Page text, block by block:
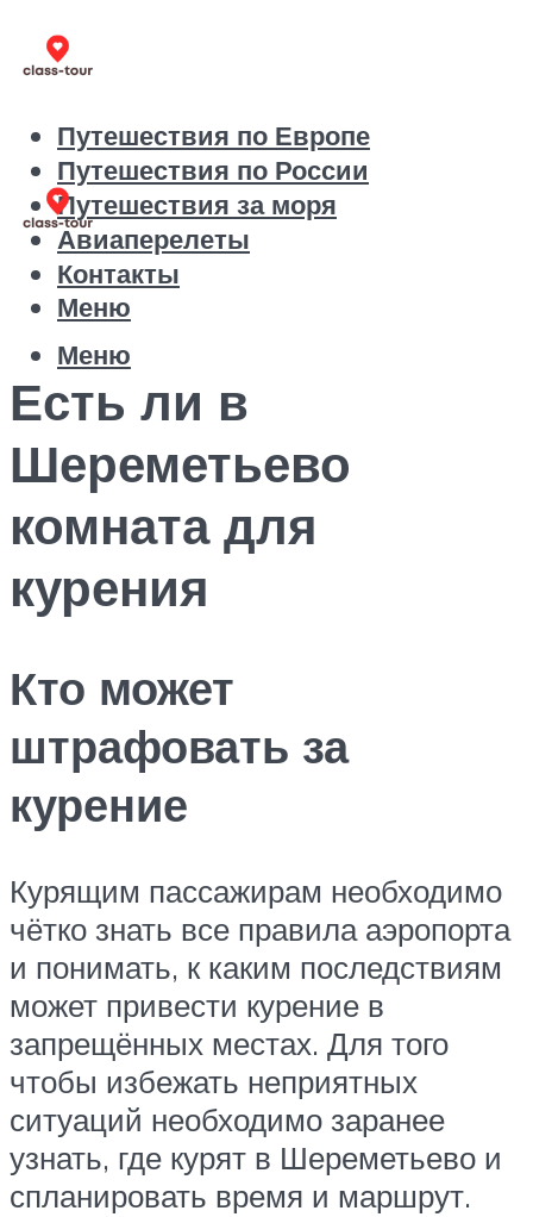
Путешествия по Европе
Путешествия по России
Путешествия за моря
Авиаперелеты
Контакты
Меню
Меню
Есть ли в
Шереметьево
комната для
курения
Кто может
штрафовать за
курение
Курящим пассажирам необходимо
чётко знать все правила аэропорта
и понимать, к каким последствиям
может привести курение в
запрещённых местах. Для того
чтобы избежать неприятных
ситуаций необходимо заранее
узнать, где курят в Шереметьево и
спланировать время и маршрут.